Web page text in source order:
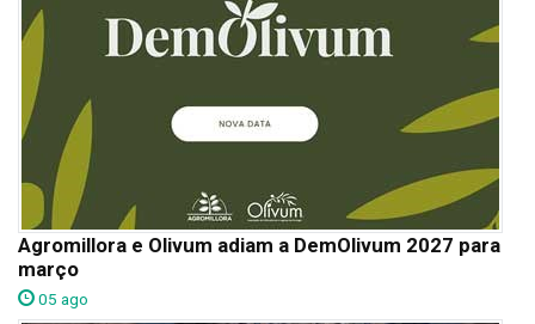
Agromillora e Olivum adiam a DemOlivum 2027 para
março
05 ago